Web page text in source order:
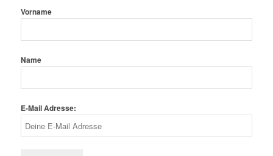
Vorname
Name
E-Mail Adresse: